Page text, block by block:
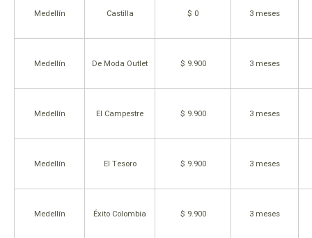
Medellín Castilla $ 0 3 meses
Medellín De Moda Outlet $ 9.900 3 meses
Medellín El Campestre $ 9.900 3 meses
Medellín El Tesoro $ 9.900 3 meses
Medellín Éxito Colombia $ 9.900 3 meses